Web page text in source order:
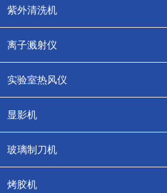
紫外清洗机
离子溅射仪
实验室热风仪
显影机
玻璃制刀机
烤胶机